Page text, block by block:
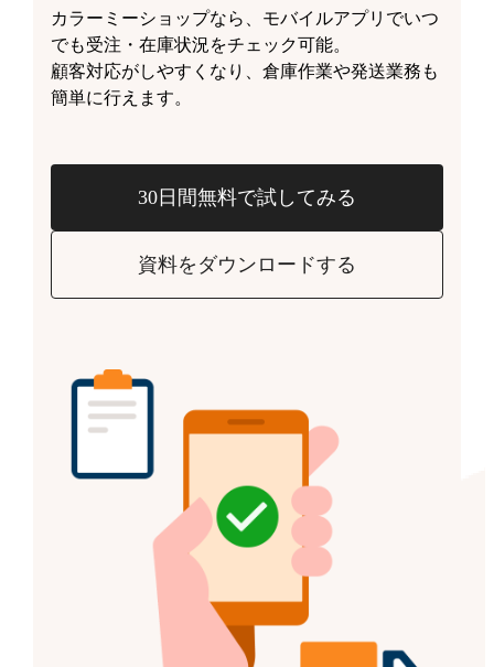
カラーミーショップなら、 モバイルアプリでいつ
でも受注・在庫状況をチェック可能。
顧客対応がしやすくなり、倉庫作業や発送業務も
簡単に行えます。
30日間無料で試してみる
資料をダウンロードする